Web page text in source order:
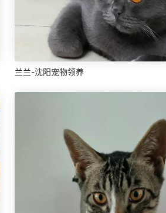
兰兰-沈阳宠物领养